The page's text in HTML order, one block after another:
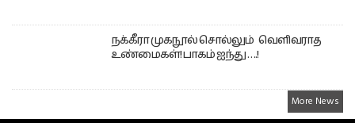
நக்கீரா முகநூல் சொல்லும் வெளிவராத
உண்மைகள்! பாகம் ஐந்து ….!
More News